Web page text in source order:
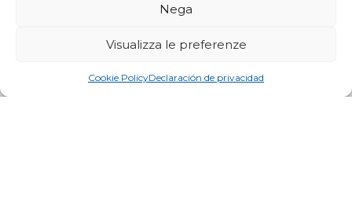
Nega
Visualizza le preferenze
Cookie PolicyDeclaración de privacidad